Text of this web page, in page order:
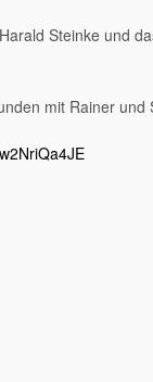
Steinke und
mit Rainer